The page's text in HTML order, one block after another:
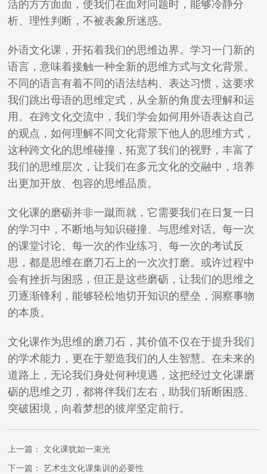
活的方方面面，使我们在面对问题时，能够冷静分
析、理性判断，不被表象所迷惑。
外语文化课，开拓着我们的思维边界。学习一门新的
语言，意味着接触一种全新的思维方式与文化背景。
不同的语言有着不同的语法结构、表达习惯，这要求
我们跳出母语的思维定式，从全新的角度去理解和运
用。在跨文化交流中，我们学会如何用外语表达自己
的观点，如何理解不同文化背景下他人的思维方式，
这种跨文化的思维碰撞，拓宽了我们的视野，丰富了
我们的思维层次，让我们在多元文化的交融中，培养
出更加开放、包容的思维品质。
文化课的磨砺并非一蹴而就，它需要我们在日复一日
的学习中，不断地与知识碰撞、与思维对话。每一次
的课堂讨论、每一次的作业练习、每一次的考试反
思，都是思维在磨刀石上的一次次打磨。或许过程中
会有挫折与困惑，但正是这些磨砺，让我们的思维之
刃逐渐锋利，能够轻松地切开知识的壁垒，洞察事物
的本质。
文化课作为思维的磨刀石，其价值不仅在于提升我们
的学术能力，更在于塑造我们的人生智慧。在未来的
道路上，无论我们身处何种境遇，这把经过文化课磨
砺的思维之刃，都将伴我们左右，助我们斩断困惑、
突破困境，向着梦想的彼岸坚定前行。
上一篇：
文化课犹如一束光
下一篇：
艺术生文化课集训的必要性